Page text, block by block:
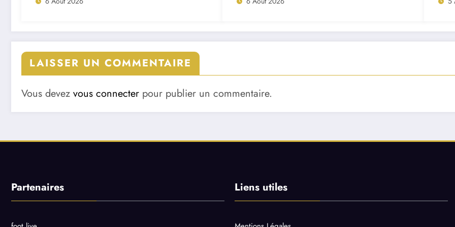
LAISSER UN COMMENTAIRE
Vous devez vous connecter pour publier un commentaire.
Partenaires Liens utiles